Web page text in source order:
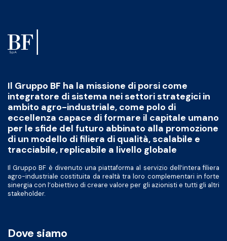
Il Gruppo BF ha la missione di porsi come
integratore di sistema nei settori strategici in
ambito agro-industriale, come polo di
eccellenza capace di formare il capitale umano
per le sfide del futuro abbinato alla promozione
di un modello di filiera di qualità, scalabile e
tracciabile, replicabile a livello globale
Il Gruppo BF è divenuto una piattaforma al servizio dell’intera filiera
agro-industriale costituita da realtà tra loro complementari in forte
sinergia con l’obiettivo di creare valore per gli azionisti e tutti gli altri
stakeholder.
Dove siamo